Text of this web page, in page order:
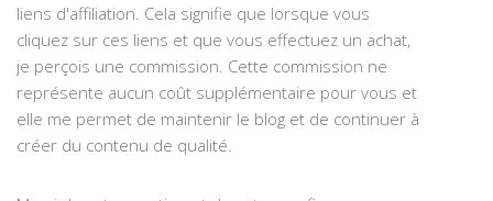
liens d'affiliation. Cela signifie que lorsque vous
cliquez sur ces liens et que vous effectuez un achat,
je perçois une commission. Cette commission ne
représente aucun coût supplémentaire pour vous et
elle me permet de maintenir le blog et de continuer à
créer du contenu de qualité.